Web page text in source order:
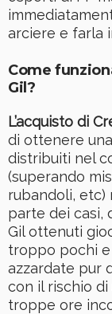
arciere e farla
Come
Gil?
L’acquisto di
di ottenere
distribuiti nel
(superando
rubandoli, etc)
parte dei casi,
Gil ottenuti
troppo pochi e
azzardate pur
con il rischio
troppe ore